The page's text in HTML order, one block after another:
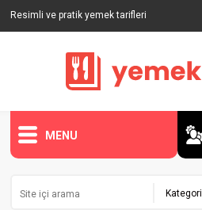
Resimli ve pratik yemek tarifleri
MENU